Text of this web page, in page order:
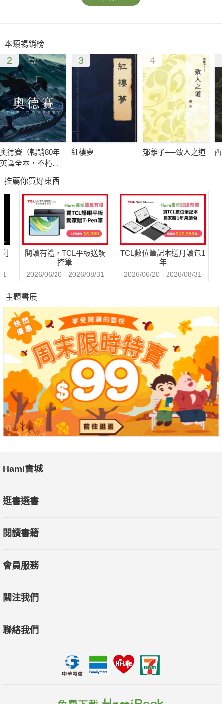
本類暢銷榜
2
奧德賽（暢銷80年
英譯全本，不朽中
3
紅樓夢
4
郁離子──致人之道
推薦你買好東西
閱讀有禮，TCL平板送觸
控筆
2026/06/20 - 2026/08/31
TCL數位筆記本送月讀包1
年
2026/06/20 - 2026/08/31
主題書展
Hami書城
逛書選書
閱讀書籍
會員服務
關注我們
聯絡我們